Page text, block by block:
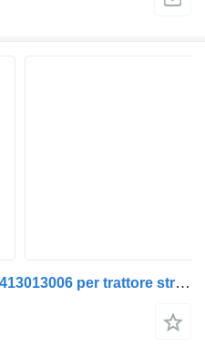
MAN TGL 12.220 (01.05-) 85413013006 per trattore stradale MAN TGL, TGM, TGS, TGX (2005-2021)